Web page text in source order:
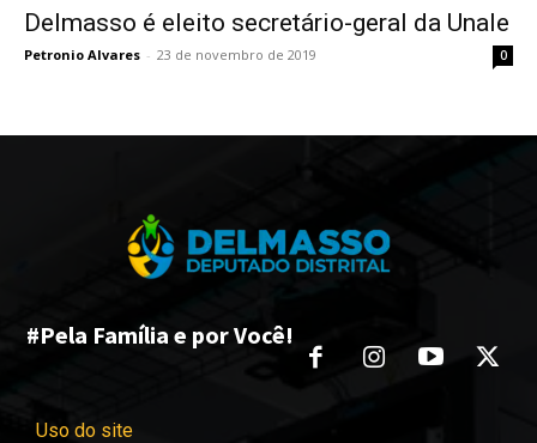
Delmasso é eleito secretário-geral da Unale
Petronio Alvares - 23 de novembro de 2019 0
#Pela Família e por Você!
Uso do site